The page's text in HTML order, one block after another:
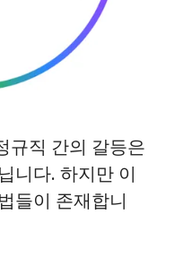
규직 간의 갈등은
니다. 하지만 이
들이 존재합니